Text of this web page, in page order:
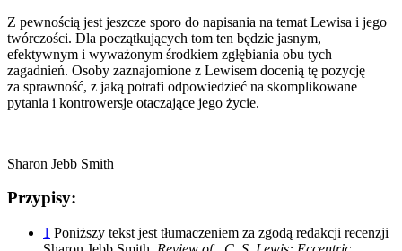
Z pewnością jest jeszcze sporo do napisania na temat Lewisa i jego
twórczości. Dla początkujących tom ten będzie jasnym,
efektywnym i wyważonym środkiem zgłębiania obu tych
zagadnień. Osoby zaznajomione z Lewisem docenią tę pozycję
za sprawność, z jaką potrafi odpowiedzieć na skomplikowane
pytania i kontrowersje otaczające jego życie.
Sharon Jebb Smith
Przypisy:
1 Poniższy tekst jest tłumaczeniem za zgodą redakcji recenzji